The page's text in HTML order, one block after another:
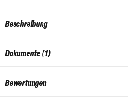
Beschreibung
Dokumente (1)
Bewertungen